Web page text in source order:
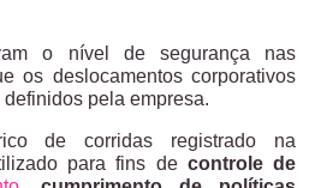
o nível de segurança nas
os deslocamentos corporativos
pela empresa.
de corridas registrado na
para fins de controle de